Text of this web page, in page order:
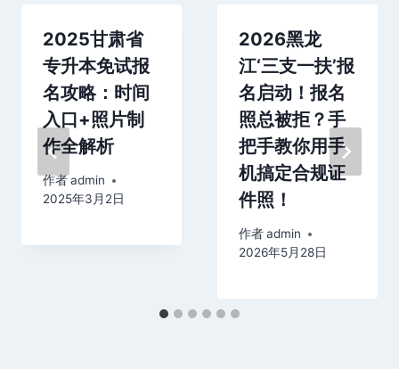
2025甘肃省
专升本免试报
名攻略：时间
入口+照片制
作全解析
作者admin
2025年3月2日
2026黑龙
江‘三支一扶’报
名启动！报名
照总被拒？手
把手教你用手
机搞定合规证
件照！
作者admin
2026年5月28日